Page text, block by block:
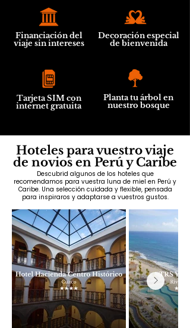
Financiación del
viaje sin intereses
Decoración especial
de bienvenida
Tarjeta SIM con
internet gratuita
Planta tu árbol en
nuestro bosque
Hoteles para vuestro viaje
de novios en Perú y Caribe
Descubrid algunos de los hoteles que
recomendamos para vuestra luna de miel en Perú y
Caribe. Una selección cuidada y flexible, pensada
para inspiraros y adaptarse a vuestros gustos.